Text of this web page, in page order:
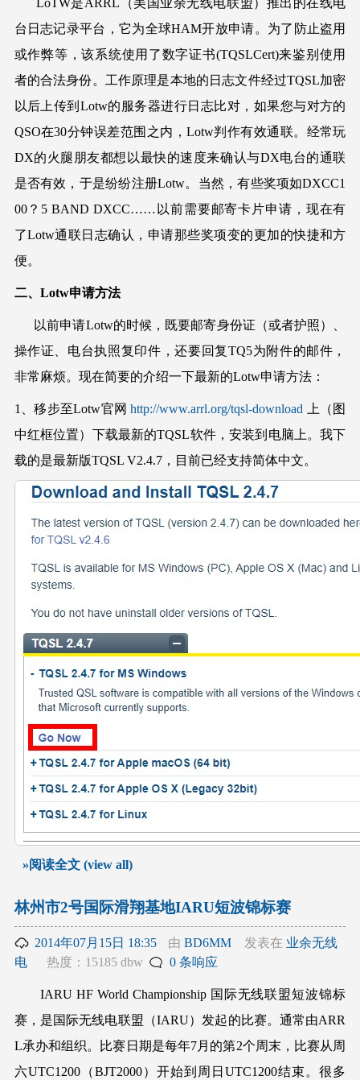
LoTW是ARRL（美国业余无线电联盟）推出的在线电
台日志记录平台，它为全球HAM开放申请。为了防止盗用
或作弊等，该系统使用了数字证书(TQSLCert)来鉴别使用
者的合法身份。工作原理是本地的日志文件经过TQSL加密
以后上传到Lotw的服务器进行日志比对，如果您与对方的
QSO在30分钟误差范围之内，Lotw判作有效通联。经常玩
DX的火腿朋友都想以最快的速度来确认与DX电台的通联
是否有效，于是纷纷注册Lotw。当然，有些奖项如DXCC1
00？5 BAND DXCC……以前需要邮寄卡片申请，现在有
了Lotw通联日志确认，申请那些奖项变的更加的快捷和方
便。
二、Lotw申请方法
以前申请Lotw的时候，既要邮寄身份证（或者护照）、
操作证、电台执照复印件，还要回复TQ5为附件的邮件，
非常麻烦。现在简要的介绍一下最新的Lotw申请方法：
1、移步至Lotw官网http://www.arrl.org/tqsl-download 上（图
中红框位置）下载最新的TQSL软件，安装到电脑上。我下
载的是最新版TQSL V2.4.7，目前已经支持简体中文。
»阅读全文 (view all)
林州市2号国际滑翔基地IARU短波锦标赛
2014年07月15日 18:35 由BD6MM 发表在 业余无线
电
热度：15185 dbw 0 条响应
IARU HF World Championship 国际无线联盟短波锦标
赛，是国际无线电联盟（IARU）发起的比赛。通常由ARR
L承办和组织。比赛日期是每年7月的第2个周末，比赛从周
六UTC1200（BJT2000）开始到周日UTC1200结束。很多